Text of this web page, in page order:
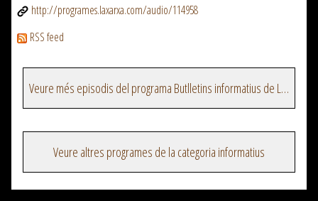
http://programes.laxarxa.com/audio/114958
RSS feed
Veure més episodis del programa Butlletins informatius de La Xarxa
Veure altres programes de la categoria informatius